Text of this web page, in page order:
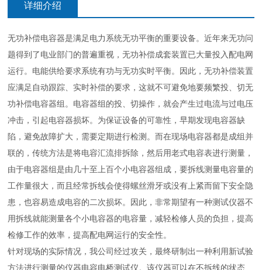
详细介绍
无功补偿电容器是满足电力系统无功平衡的重要设备。近年来无功问
题得到了电业部门的普遍重视，无功补偿成套装置已大量投入配电网
运行。电能供给要求系统有功与无功实时平衡。因此，无功补偿装置
应满足自动跟踪、实时补偿的要求，这就不可避免地要频繁投、切无
功补偿电容器组。电容器组的投、切操作，就会产生过电流与过电压
冲击，引起电容器损坏。为保证设备的可靠性，早期发现电容器缺
陷，避免故障扩大，需要定期进行检测。而在现场电容器都是成组并
联的，传统方法是将电容汇流排拆除，然后用老式电容表进行测量，
由于电容器组是由几十至上百个小电容器组成，要拆线测量电容量的
工作量很大，而且经常拆线会使得螺丝滑牙或没有上紧而留下安全隐
患，也容易造成电容的二次损坏。因此，非常期望有一种测试仪器不
用拆线就能测量各个小电容器的电容量，减轻检修人员的负担，提高
检修工作的效率，提高配电网运行的安全性。
针对现场的实际情况，我公司经过攻关，最终研制出一种利用新试验
方法进行测量的仪器电容电桥测试仪。该仪器可以在不拆线的状态